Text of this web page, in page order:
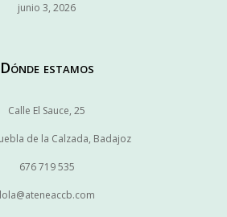
junio 3, 2026
Dónde estamos
Calle El Sauce, 25
de la Calzada, Badajoz
676 719 535
lola@ateneaccb.com